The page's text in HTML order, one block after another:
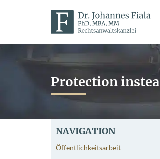
Protection
NAVIGATION
Öffentlichkeitsarbeit